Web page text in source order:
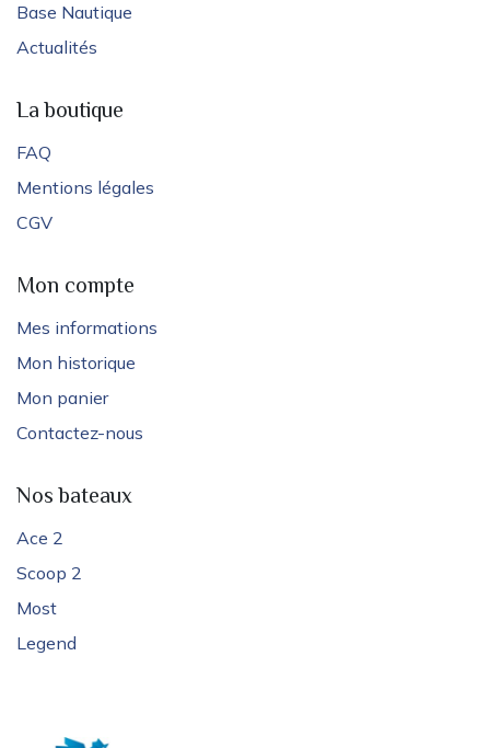
Base Nautique
Actualités
La boutique
FAQ
Mentions légales
CGV
Mon compte
Mes informations
Mon historique
Mon panier
Contactez-nous
Nos bateaux
Ace 2
Scoop 2
Most
Legend